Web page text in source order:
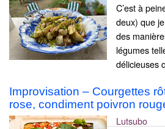
C’est à
deux) que
des
légumes
délicieuses
Improvisation – Courgettes
rose, condiment poivron
Lutsubo